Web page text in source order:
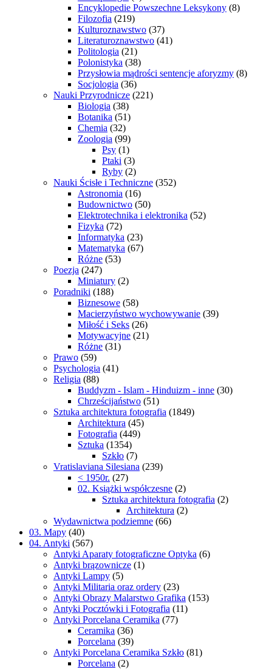
Encyklopedie Powszechne Leksykony (8)
Filozofia (219)
Kulturoznawstwo (37)
Literaturoznawstwo (41)
Politologia (21)
Polonistyka (38)
Przysłowia mądrości sentencje aforyzmy (8)
Socjologia (36)
Nauki Przyrodnicze (221)
Biologia (38)
Botanika (51)
Chemia (32)
Zoologia (99)
Psy (1)
Ptaki (3)
Ryby (2)
Nauki Ścisłe i Techniczne (352)
Astronomia (16)
Budownictwo (50)
Elektrotechnika i elektronika (52)
Fizyka (72)
Informatyka (23)
Matematyka (67)
Różne (53)
Poezja (247)
Miniatury (2)
Poradniki (188)
Biznesowe (58)
Macierzyństwo wychowywanie (39)
Miłość i Seks (26)
Motywacyjne (21)
Różne (31)
Prawo (59)
Psychologia (41)
Religia (88)
Buddyzm - Islam - Hinduizm - inne (30)
Chrześcijaństwo (51)
Sztuka architektura fotografia (1849)
Architektura (45)
Fotografia (449)
Sztuka (1354)
Szkło (7)
Vratislaviana Silesiana (239)
< 1950r. (27)
02. Książki współczesne (2)
Sztuka architektura fotografia (2)
Architektura (2)
Wydawnictwa podziemne (66)
03. Mapy (40)
04. Antyki (567)
Antyki Aparaty fotograficzne Optyka (6)
Antyki brązownicze (1)
Antyki Lampy (5)
Antyki Militaria oraz ordery (23)
Antyki Obrazy Malarstwo Grafika (153)
Antyki Pocztówki i Fotografia (11)
Antyki Porcelana Ceramika (77)
Ceramika (36)
Porcelana (39)
Antyki Porcelana Ceramika Szkło (81)
Porcelana (2)